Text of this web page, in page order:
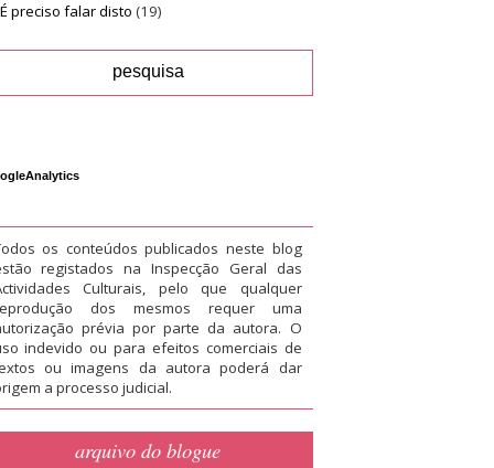
É preciso falar disto (19)
os conteúdos publicados neste blog
registados na Inspecção Geral das
Culturais, pelo que qualquer
dos mesmos requer uma
prévia por parte da autora. O
indevido ou para efeitos comerciais de
ou imagens da autora poderá dar
a processo judicial.
arquivo do blogue